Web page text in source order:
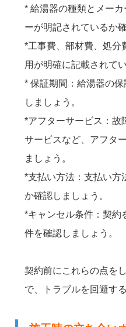
* 給湯器の種類とメー
ーが明記されているか
*工事費、部材費、処分
用が明確に記載されて
* 保証期間：給湯器の
しましょう。
*アフターサービス：故
サービスなど、アフタ
ましょう。
*支払い方法：支払い方
か確認しましょう。
*キャンセル条件：契約
件を確認しましょう。
契約前にこれらの点を
で、トラブルを回避す